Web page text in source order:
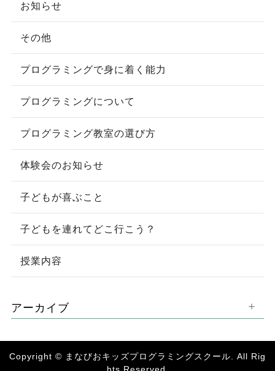
お知らせ
その他
プログラミングで身に着く能力
プログラミングについて
プログラミング教室の選び方
体験会のお知らせ
子どもが喜ぶこと
子どもを連れてどこ行こう？
授業内容
アーカイブ
Copyright © まなびおキッズプログラミングスクール. All Rig